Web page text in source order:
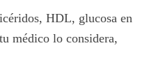
HDL, glucosa en
médico lo considera,